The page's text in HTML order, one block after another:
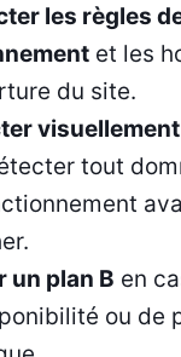
les règles
et les
du site.
tout
un plan B en
ou de